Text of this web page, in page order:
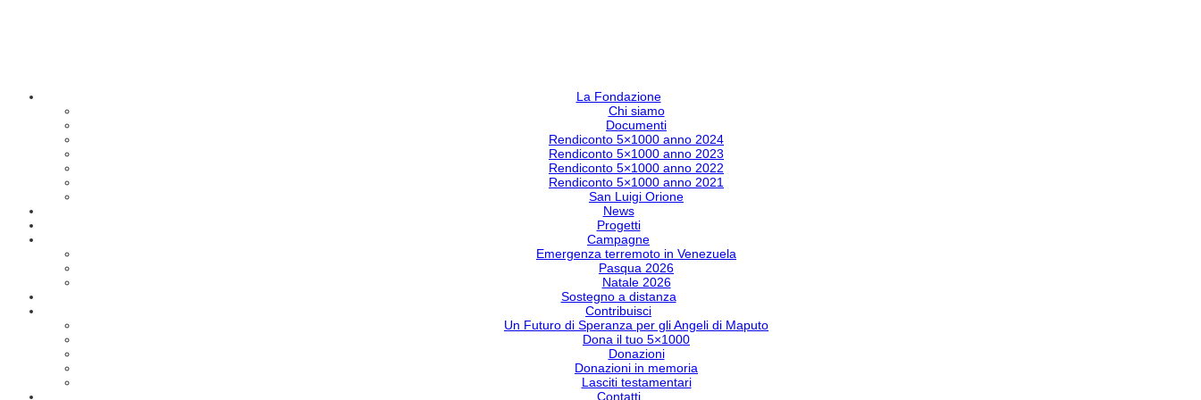
La Fondazione
Chi siamo
Documenti
Rendiconto 5×1000 anno 2024
Rendiconto 5×1000 anno 2023
Rendiconto 5×1000 anno 2022
Rendiconto 5×1000 anno 2021
San Luigi Orione
News
Progetti
Campagne
Emergenza terremoto in Venezuela
Pasqua 2026
Natale 2026
Sostegno a distanza
Contribuisci
Un Futuro di Speranza per gli Angeli di Maputo
Dona il tuo 5×1000
Donazioni
Donazioni in memoria
Lasciti testamentari
Contatti